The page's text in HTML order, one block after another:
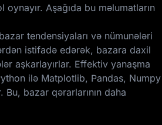
Aşağıda bu məlumatların
tendensiyaları və nümunələri
istifadə edərək, bazara daxil
aşkarlayırlar. Effektiv yanaşma
ilə Matplotlib, Pandas, Numpy
bazar qərarlarının daha